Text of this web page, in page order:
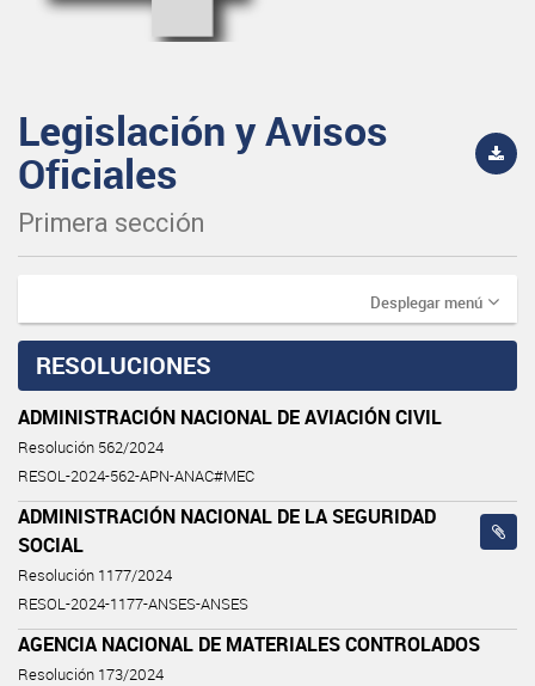
Legislación y Avisos
Oficiales
Primera sección
Desplegar menú
RESOLUCIONES
ADMINISTRACIÓN NACIONAL DE AVIACIÓN CIVIL
Resolución 562/2024
RESOL-2024-562-APN-ANAC#MEC
ADMINISTRACIÓN NACIONAL DE LA SEGURIDAD
SOCIAL
Resolución 1177/2024
RESOL-2024-1177-ANSES-ANSES
AGENCIA NACIONAL DE MATERIALES CONTROLADOS
Resolución 173/2024